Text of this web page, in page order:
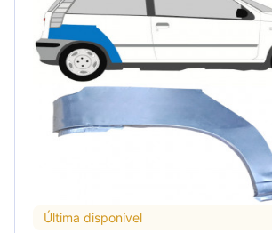
Última disponível